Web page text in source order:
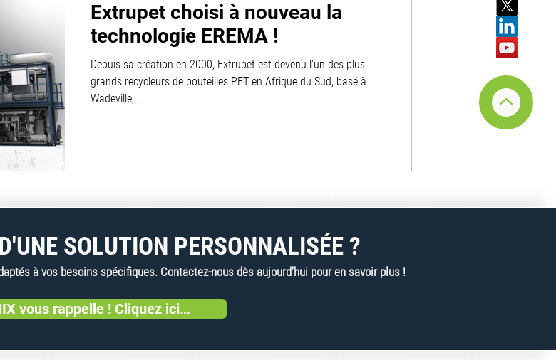
Extrupet choisi à nouveau la
technologie EREMA !
Depuis sa création en 2000, Extrupet est devenu l'un des plus
grands recycleurs de bouteilles PET en Afrique du Sud, basé à
Wadeville,...
SOLUTION PERSONNALISÉE ?
à vos besoins spécifiques. Contactez-nous dès aujourd’hui pour en savoir plus !
vous rappelle ! Cliquez ici…